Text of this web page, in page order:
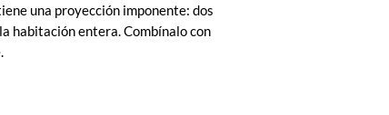
una proyección imponente: dos
habitación entera. Combínalo con